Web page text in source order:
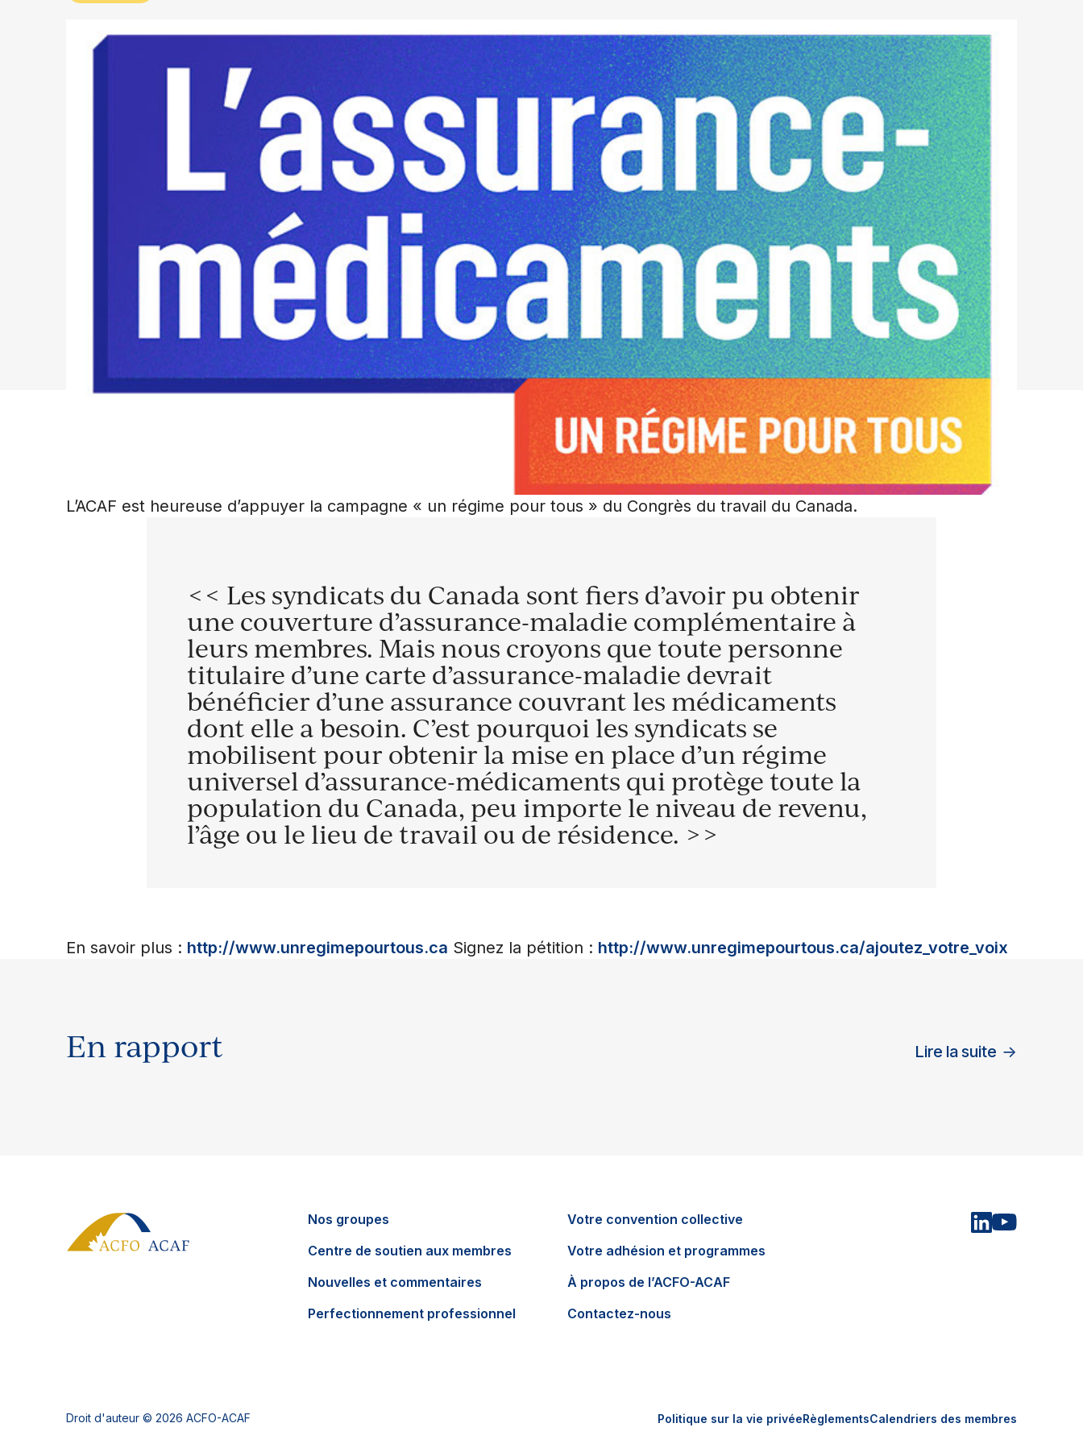
L’ACAF est heureuse d’appuyer la campagne « un régime pour tous » du Congrès du travail du Canada.
<< Les syndicats du Canada sont fiers d’avoir pu obtenir
une couverture d’assurance-maladie complémentaire à
leurs membres. Mais nous croyons que toute personne
titulaire d’une carte d’assurance-maladie devrait
bénéficier d’une assurance couvrant les médicaments
dont elle a besoin. C’est pourquoi les syndicats se
mobilisent pour obtenir la mise en place d’un régime
universel d’assurance-médicaments qui protège toute la
population du Canada, peu importe le niveau de revenu,
l’âge ou le lieu de travail ou de résidence. >>
En savoir plus : http://www.unregimepourtous.ca Signez la pétition : http://www.unregimepourtous.ca/ajoutez_votre_voix
En rapport Lire la suite →
Nos groupes
Votre convention collective
Centre de soutien aux membres
Votre adhésion et programmes
Nouvelles et commentaires
À propos de l’ACFO-ACAF
Perfectionnement professionnel
Contactez-nous
Droit d'auteur © 2026 ACFO-ACAF Politique sur la vie privéeRèglementsCalendriers des membres